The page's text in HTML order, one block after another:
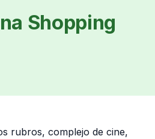
Shopping
rubros, complejo de cine,